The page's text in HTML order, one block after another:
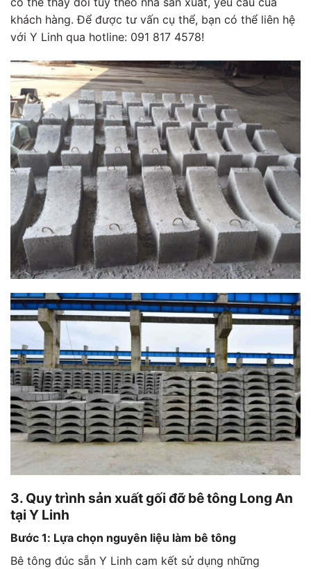
khách hàng. Để được tư vấn cụ thể, bạn có thể liên hệ
với Y Linh qua hotline: 091 817 4578!
3. Quy trình sản xuất gối đỡ bê tông Long An
tại Y Linh
Bước 1: Lựa chọn nguyên liệu làm bê tông
Bê tông đúc sẵn Y Linh cam kết sử dụng những